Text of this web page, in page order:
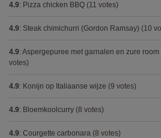
4.9: Pizza chicken BBQ (11 votes)
4.9: Steak chimichurri (Gordon Ramsay) (10
4.9: Aspergepuree met garnalen en zure room
votes)
4.9: Konijn op Italiaanse wijze (9 votes)
4.9: Bloemkoolcurry (8 votes)
4.9: Courgette carbonara (8 votes)